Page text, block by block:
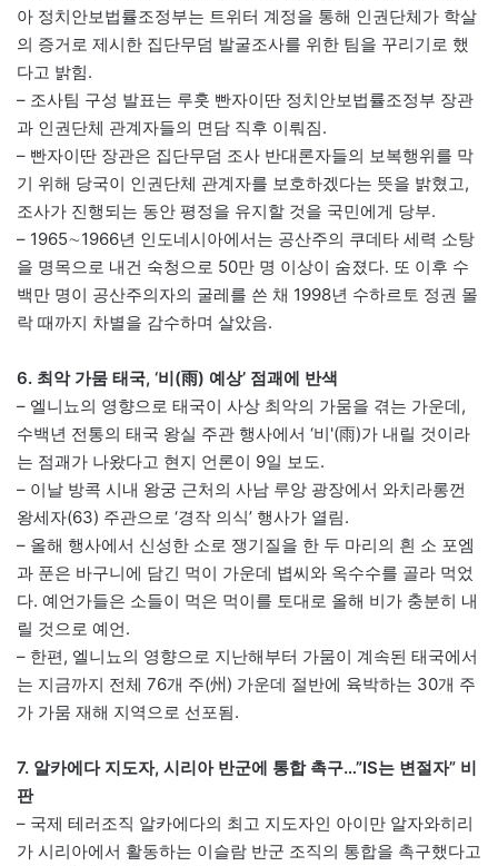
아 정치안보법률조정부는 트위터 계정을 통해 인권단체가 학살
의 증거로 제시한 집단무덤 발굴조사를 위한 팀을 꾸리기로 했
다고 밝힘.
– 조사팀 구성 발표는 루훗 빤자이딴 정치안보법률조정부 장관
과 인권단체 관계자들의 면담 직후 이뤄짐.
– 빤자이딴 장관은 집단무덤 조사 반대론자들의 보복행위를 막
기 위해 당국이 인권단체 관계자를 보호하겠다는 뜻을 밝혔고,
조사가 진행되는 동안 평정을 유지할 것을 국민에게 당부.
– 1965∼1966년 인도네시아에서는 공산주의 쿠데타 세력 소탕
을 명목으로 내건 숙청으로 50만 명 이상이 숨졌다. 또 이후 수
백만 명이 공산주의자의 굴레를 쓴 채 1998년 수하르토 정권 몰
락 때까지 차별을 감수하며 살았음.
6. 최악 가뭄 태국, ‘비(雨) 예상’ 점괘에 반색
– 엘니뇨의 영향으로 태국이 사상 최악의 가뭄을 겪는 가운데,
수백년 전통의 태국 왕실 주관 행사에서 ‘비'(雨)가 내릴 것이라
는 점괘가 나왔다고 현지 언론이 9일 보도.
– 이날 방콕 시내 왕궁 근처의 사남 루앙 광장에서 와치라롱껀
왕세자(63) 주관으로 ‘경작 의식’ 행사가 열림.
– 올해 행사에서 신성한 소로 쟁기질을 한 두 마리의 흰 소 포엠
과 푼은 바구니에 담긴 먹이 가운데 볍씨와 옥수수를 골라 먹었
다. 예언가들은 소들이 먹은 먹이를 토대로 올해 비가 충분히 내
릴 것으로 예언.
– 한편, 엘니뇨의 영향으로 지난해부터 가뭄이 계속된 태국에서
는 지금까지 전체 76개 주(州) 가운데 절반에 육박하는 30개 주
가 가뭄 재해 지역으로 선포됨.
7. 알카에다 지도자, 시리아 반군에 통합 촉구…”IS는 변절자” 비
판
– 국제 테러조직 알카에다의 최고 지도자인 아이만 알자와히리
가 시리아에서 활동하는 이슬람 반군 조직의 통합을 촉구했다고